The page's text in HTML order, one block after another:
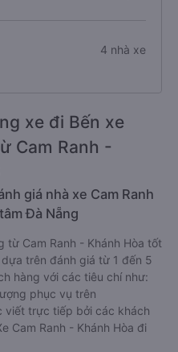
4 nhà xe
xe đi Bến xe
Cam Ranh -
giá nhà xe Cam Ranh
Đà Nẵng
từ Cam Ranh - Khánh Hòa tốt
trên đánh giá từ 1 đến 5
hàng với các tiêu chí như:
phục vụ trên
viết trực tiếp bởi các khách
Cam Ranh - Khánh Hòa đi